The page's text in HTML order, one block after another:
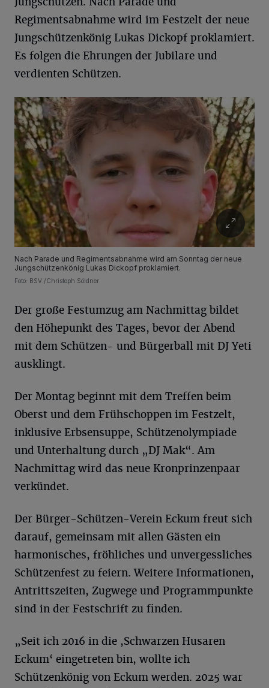
Regimentsabnahme wird im Festzelt der neue
Jungschützenkönig Lukas Dickopf proklamiert.
Es folgen die Ehrungen der Jubilare und
verdienten Schützen.
Nach Parade und Regimentsabnahme wird am Sonntag der neue
Jungschützenkönig Lukas Dickopf proklamiert.
Foto: BSV./Christoph Söldner
Der große Festumzug am Nachmittag bildet
den Höhepunkt des Tages, bevor der Abend
mit dem Schützen- und Bürgerball mit DJ Yeti
ausklingt.
Der Montag beginnt mit dem Treffen beim
Oberst und dem Frühschoppen im Festzelt,
inklusive Erbsensuppe, Schützenolympiade
und Unterhaltung durch „DJ Mak“. Am
Nachmittag wird das neue Kronprinzenpaar
verkündet.
Der Bürger-Schützen-Verein Eckum freut sich
darauf, gemeinsam mit allen Gästen ein
harmonisches, fröhliches und unvergessliches
Schützenfest zu feiern. Weitere Informationen,
Antrittszeiten, Zugwege und Programmpunkte
sind in der Festschrift zu finden.
„Seit ich 2016 in die ,Schwarzen Husaren
Eckum‘ eingetreten bin, wollte ich
Schützenkönig von Eckum werden. 2025 war